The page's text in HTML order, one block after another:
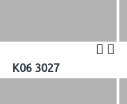
K06 3027